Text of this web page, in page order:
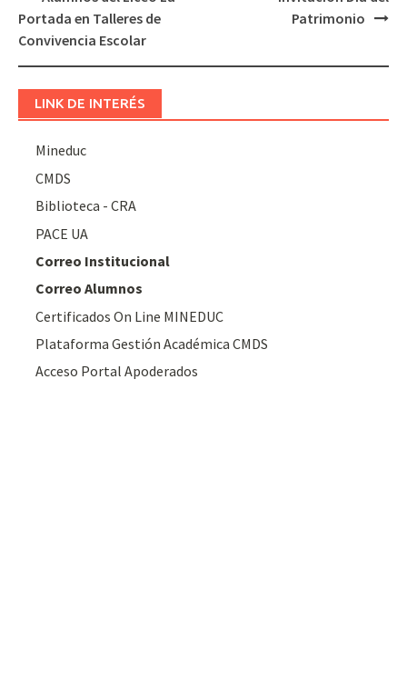
de
entradas
Portada en Talleres de
Convivencia Escolar
Patrimonio
LINK DE INTERÉS
Mineduc
CMDS
Biblioteca - CRA
PACE UA
Correo Institucional
Correo Alumnos
Certificados On Line MINEDUC
Plataforma Gestión Académica CMDS
Acceso Portal Apoderados